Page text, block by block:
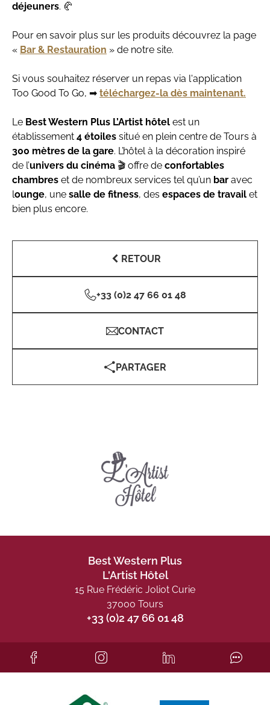
déjeuners. 🥐
Pour en savoir plus sur les produits découvrez la page
« Bar & Restauration » de notre site.
Si vous souhaitez réserver un repas via l'application
Too Good To Go, ➡ téléchargez-la dès maintenant.
Le Best Western Plus L’Artist hôtel est un
établissement 4 étoiles situé en plein centre de Tours à
300 mètres de la gare. L’hôtel à la décoration inspiré
de l’univers du cinéma 🎬 offre de confortables
chambres et de nombreux services tel qu’un bar avec
lounge, une salle de fitness, des espaces de travail et
bien plus encore.
RETOUR
+33 (0)2 47 66 01 48
CONTACT
PARTAGER
Best Western Plus
L'Artist Hôtel
15 Rue Frédéric Joliot Curie
37000 Tours
+33 (0)2 47 66 01 48